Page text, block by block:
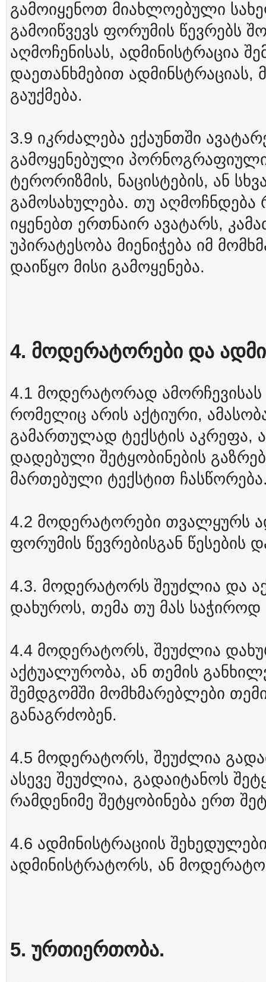
გამოიყენოთ მიახლოებული
გამოიწვევს ფორუმის წევრებს
აღმოჩენისას, ადმინისტრაცია
დაეთანხმებით ადმინსტრაციას,
გაუქმება.
3.9 იკრძალება ექაუნთში
გამოყენებული
ტერორიზმის, ნაცისტების, ან
გამოსახულება. თუ აღმოჩნდება
იყენებთ ერთნაირ ავატარს,
უპირატესობა მიენიჭება იმ
დაიწყო მისი გამოყენება.
4. მოდერატორები და
4.1 მოდერატორად ამორჩევისას
რომელიც არის აქტიური,
გამართულად ტექსტის აკრეფა,
დადებული შეტყობინების
მართებული ტექსტით
4.2 მოდერატორები თვალყურს
ფორუმის წევრებისგან წესების
4.3. მოდერატორს შეუძლია და
დახუროს, თემა თუ მას
4.4 მოდერატორს, შეუძლია
აქტუალურობა, ან თემის
შემდგომში მომხმარებლები
განაგრძობენ.
4.5 მოდერატორს, შეუძლია
ასევე შეუძლია, გადაიტანოს
რამდენიმე შეტყობინება ერთ
4.6 ადმინისტრაციის
ადმინისტრატორს, ან
5. ურთიერთობა.